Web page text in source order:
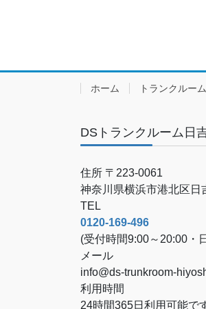
ホーム トランクルー
DSトランクルーム日
住所 〒223-0061
神奈川県横浜市港北区日
TEL
0120-169-496
(受付時間9:00～20:00・
メール
info@ds-trunkroom-
利用時間
24時間365日利用可能で